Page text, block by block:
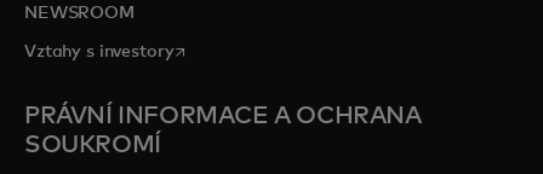
NEWSROOM
Vztahy s investoryopens in a new tab
PRÁVNÍ INFORMACE A OCHRANA
SOUKROMÍ